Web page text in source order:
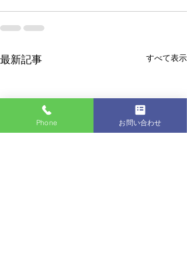
最新記事 すべて表示
Phone お問い合わせ